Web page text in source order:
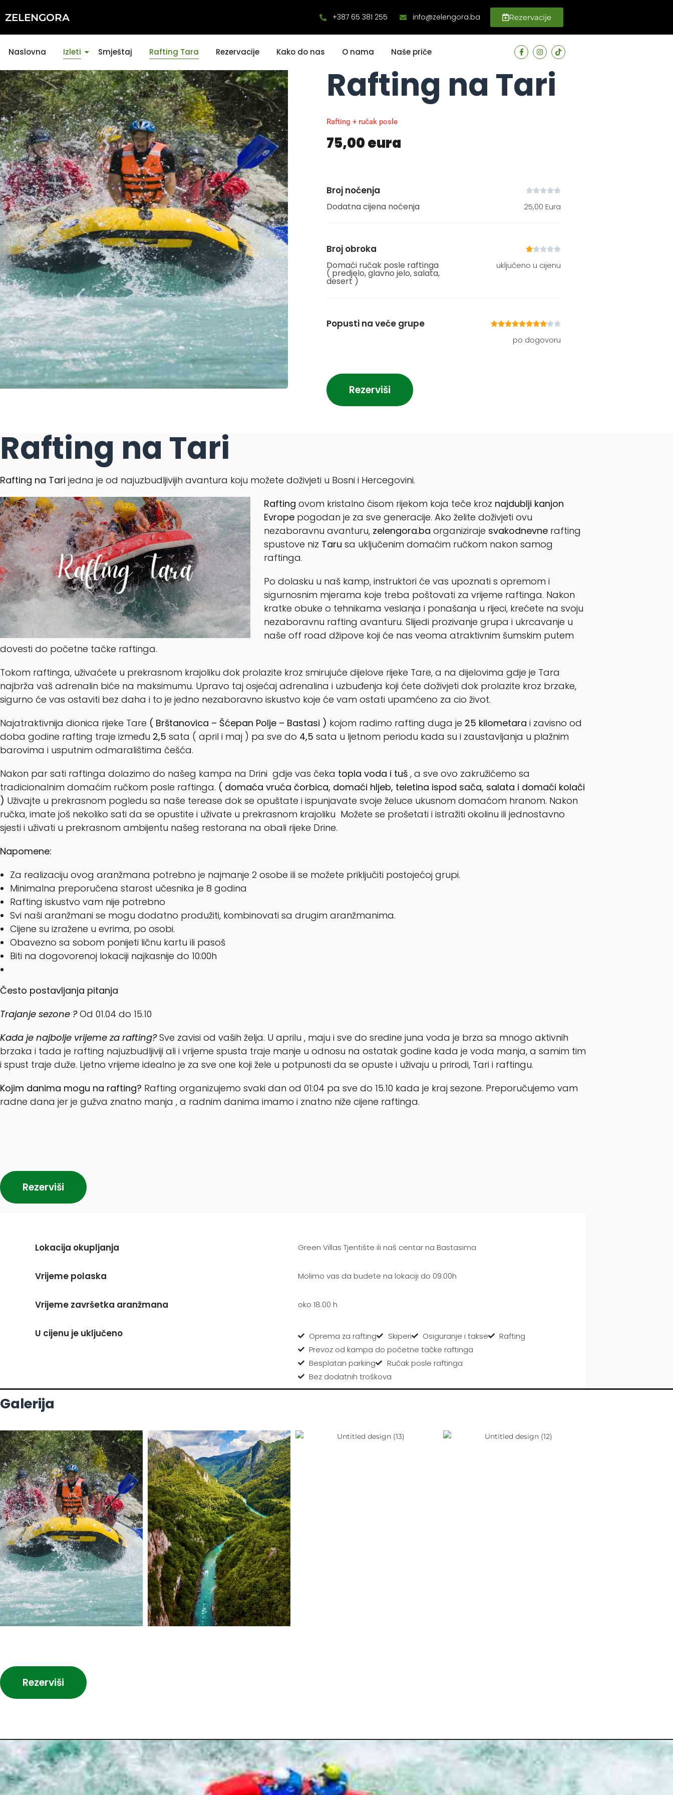
ZELENGORA +387 65 381 255 info@zelengora.ba Rezervacije
Naslovna Izleti Smještaj Rafting Tara Rezervacije Kako do nas O nama Naše priče
Rafting na Tari
Rafting + ručak posle
75,00 eura
Broj noćenja 
Dodatna cijena noćenja 25,00 Eura
Broj obroka 
Domaći ručak posle raftinga
( predjelo, glavno jelo, salata,
desert )
uključeno u cijenu
Popusti na veće grupe 
po dogovoru
Rezerviši
Rafting na Tari
Rafting na Tari jedna je od najuzbudljivijih avantura koju možete doživjeti u Bosni i Hercegovini.
Rafting ovom kristalno čisom rijekom koja teče kroz najdublji kanjon
Evrope pogodan je za sve generacije. Ako želite doživjeti ovu
nezaboravnu avanturu, zelengora.ba organiziraje svakodnevne rafting
spustove niz Taru sa uključenim domaćim ručkom nakon samog
raftinga.
Po dolasku u naš kamp, instruktori će vas upoznati s opremom i
sigurnosnim mjerama koje treba poštovati za vrijeme raftinga. Nakon
kratke obuke o tehnikama veslanja i ponašanja u rijeci, krećete na svoju
nezaboravnu rafting avanturu. Slijedi prozivanje grupa i ukrcavanje u
naše off road džipove koji će nas veoma atraktivnim šumskim putem
dovesti do početne tačke raftinga.
Tokom raftinga, uživaćete u prekrasnom krajoliku dok prolazite kroz smirujuće dijelove rijeke Tare, a na dijelovima gdje je Tara
najbrža vaš adrenalin biće na maksimumu. Upravo taj osjećaj adrenalina i uzbuđenja koji ćete doživjeti dok prolazite kroz brzake,
sigurno će vas ostaviti bez daha i to je jedno nezaboravno iskustvo koje će vam ostati upamćeno za cio život.
Najatraktivnija dionica rijeke Tare ( Brštanovica – Šćepan Polje – Bastasi ) kojom radimo rafting duga je 25 kilometara i zavisno od
doba godine rafting traje između 2,5 sata ( april i maj ) pa sve do 4,5 sata u ljetnom periodu kada su i zaustavljanja u plažnim
barovima i usputnim odmaralištima češća.
Nakon par sati raftinga dolazimo do našeg kampa na Drini gdje vas čeka topla voda i tuš , a sve ovo zakružićemo sa
tradicionalnim domaćim ručkom posle raftinga. ( domaća vruća čorbica, domaći hljeb, teletina ispod sača, salata i domaći kolači
) Uživajte u prekrasnom pogledu sa naše terease dok se opuštate i ispunjavate svoje želuce ukusnom domaćom hranom. Nakon
ručka, imate još nekoliko sati da se opustite i uživate u prekrasnom krajoliku Možete se prošetati i istražiti okolinu ili jednostavno
sjesti i uživati u prekrasnom ambijentu našeg restorana na obali rijeke Drine.
Napomene:
Za realizaciju ovog aranžmana potrebno je najmanje 2 osobe ili se možete priključiti postojećoj grupi.
Minimalna preporučena starost učesnika je 8 godina
Rafting iskustvo vam nije potrebno
Svi naši aranžmani se mogu dodatno produžiti, kombinovati sa drugim aranžmanima.
Cijene su izražene u evrima, po osobi.
Obavezno sa sobom ponijeti ličnu kartu ili pasoš
Biti na dogovorenoj lokaciji najkasnije do 10:00h
Često postavljanja pitanja
Trajanje sezone ?Od 01.04 do 15.10
Kada je najbolje vrijeme za rafting?Sve zavisi od vaših želja. U aprilu , maju i sve do sredine juna voda je brza sa mnogo aktivnih
brzaka i tada je rafting najuzbudljiviji ali i vrijeme spusta traje manje u odnosu na ostatak godine kada je voda manja, a samim tim
i spust traje duže. Ljetno vrijeme idealno je za sve one koji žele u potpunosti da se opuste i uživaju u prirodi, Tari i raftingu.
Kojim danima mogu na rafting? Rafting organizujemo svaki dan od 01:04 pa sve do 15.10 kada je kraj sezone. Preporučujemo vam
radne dana jer je gužva znatno manja , a radnim danima imamo i znatno niže cijene raftinga.
Rezerviši
Lokacija okupljanja Green Villas Tjentište ili naš centar na Bastasima
Vrijeme polaska Molimo vas da budete na lokaciji do 09:00h
Vrijeme završetka aranžmana oko 18:00 h
U cijenu je uključeno Oprema za rafting Skiperi Osiguranje i takse
Rafting
Prevoz od kampa do početne tačke raftinga
Besplatan parking
Ručak posle raftinga
Bez dodatnih troškova
Galerija
Rezerviši